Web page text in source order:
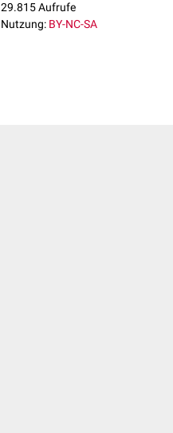
29.815 Aufrufe
Nutzung: BY-NC-SA